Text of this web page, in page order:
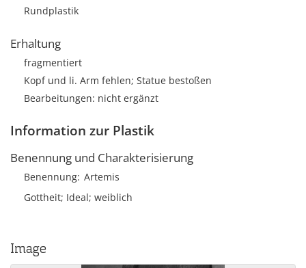
Rundplastik
Erhaltung
fragmentiert
Kopf und li. Arm fehlen; Statue bestoßen
Bearbeitungen: nicht ergänzt
Information zur Plastik
Benennung und Charakterisierung
Benennung Artemis
Gottheit; Ideal; weiblich
Image